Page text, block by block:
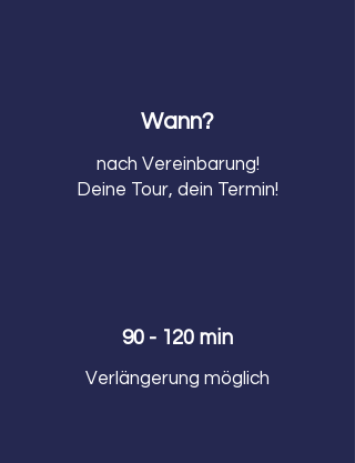
Wann?
nach Vereinbarung!
Deine Tour, dein Termin!
90 - 120 min
Verlängerung möglich